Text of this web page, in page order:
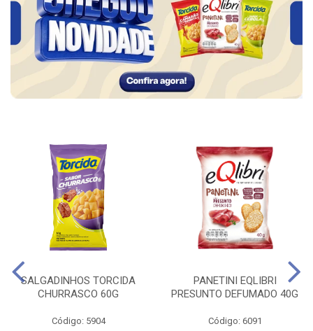
SALGADINHOS TORCIDA
CHURRASCO 60G
Código: 5904
PANETINI EQLIBRI
PRESUNTO DEFUMADO 40G
Código: 6091